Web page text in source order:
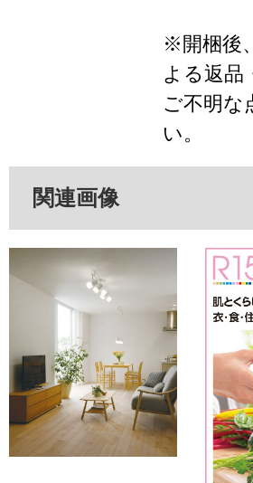
※開梱後
よる返品
ご不明な
い。
関連画像